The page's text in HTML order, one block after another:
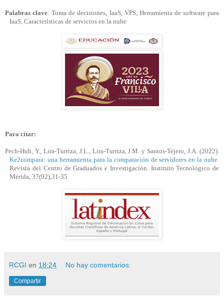
Palabras clave: Toma de decisiones, IaaS, VPS, Herramienta de software para
IaaS, Características de servicios en la nube
Para citar:
Pech-Huh , Y., Lira-Turriza , J.L., Lira-Turriza , J.M. y Santos-Tejero, J.A. (2022).
Ke2compara: una herramienta para la comparación de servidores en la nube
Revista del Centro de Graduados e Investigación. Instituto Tecnológico de
Mérida, 37(92),31-35
RCGI en 18:24 No hay comentarios:
Compartir